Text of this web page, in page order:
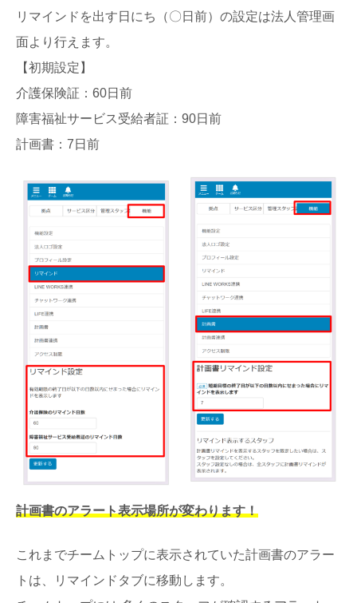
リマインドを出す日にち（〇日前）の設定は法人管理画
面より行えます。
【初期設定】
介護保険証：60日前
障害福祉サービス受給者証：90日前
計画書：7日前
計画書のアラート表示場所が変わります！
これまでチームトップに表示されていた計画書のアラー
トは、リマインドタブに移動します。